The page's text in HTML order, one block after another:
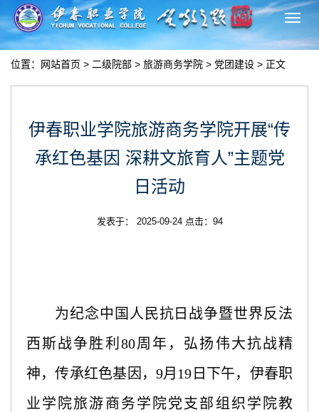
切
换
位置： 网站首页 > 二级院部 > 旅游商务学院 > 党团建设 > 正文
伊春职业学院旅游商务学院开展“传
承红色基因 深耕文旅育人”主题党
日活动
发表于： 2025-09-24 点击： 94
为纪念中国人民抗日战争暨世界反法
西斯战争胜利 80周年，弘扬伟大抗战精
神，传承红色基因，9月19日下午，伊春职
业学院旅游商务学院党支部组织学院教